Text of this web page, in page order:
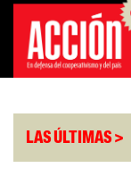
Saltar
contenido
LAS ÚLTIMAS >
| China